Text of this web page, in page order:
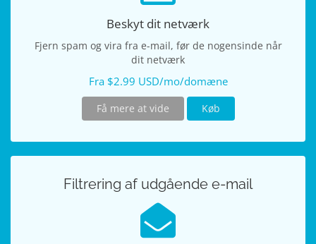
Beskyt dit netværk
Fjern spam og vira fra e-mail, før de nogensinde når
dit netværk
Fra $2.99 USD/mo/domæne
Få mere at vide Køb
Filtrering af udgående e-mail